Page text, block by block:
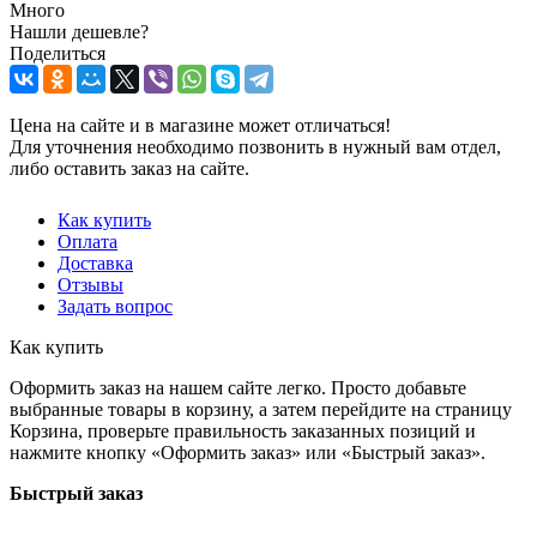
Много
Нашли дешевле?
Поделиться
Цена на сайте и в магазине может отличаться!
Для уточнения необходимо позвонить в нужный вам отдел,
либо оставить заказ на сайте.
Как купить
Оплата
Доставка
Отзывы
Задать вопрос
Как купить
Оформить заказ на нашем сайте легко. Просто добавьте
выбранные товары в корзину, а затем перейдите на страницу
Корзина, проверьте правильность заказанных позиций и
нажмите кнопку «Оформить заказ» или «Быстрый заказ».
Быстрый заказ